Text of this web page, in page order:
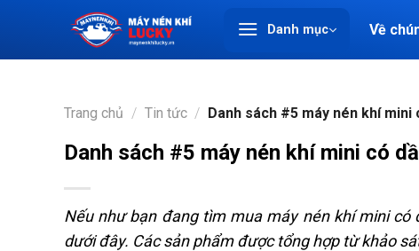
Danh mục Về
Trang chủ / Tin tức / Danh sách #5 máy nén khí mini
Danh sách #5 máy nén khí mini có
Nếu như bạn đang tìm mua máy nén khí mini
dưới đây. Các sản phẩm được tổng hợp từ khảo